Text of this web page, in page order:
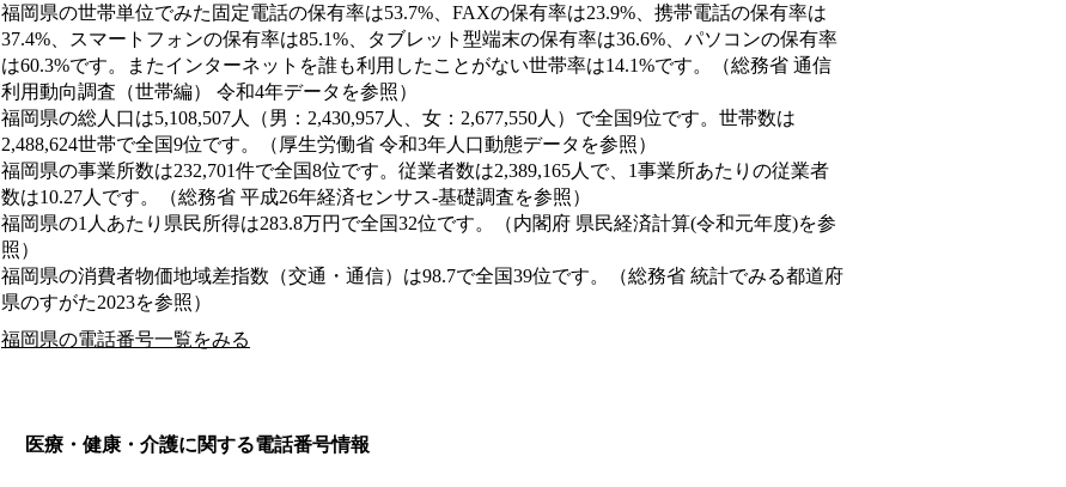
福岡県の世帯単位でみた固定電話の保有率は53.7%、FAXの保有率は23.9%、携帯電話の保有率は
37.4%、スマートフォンの保有率は85.1%、タブレット型端末の保有率は36.6%、パソコンの保有率
は60.3%です。またインターネットを誰も利用したことがない世帯率は14.1%です。（総務省 通信
利用動向調査（世帯編） 令和4年データを参照）
福岡県の総人口は5,108,507人（男：2,430,957人、女：2,677,550人）で全国9位です。世帯数は
2,488,624世帯で全国9位です。（厚生労働省 令和3年人口動態データを参照）
福岡県の事業所数は232,701件で全国8位です。従業者数は2,389,165人で、1事業所あたりの従業者
数は10.27人です。（総務省 平成26年経済センサス‐基礎調査を参照）
福岡県の1人あたり県民所得は283.8万円で全国32位です。（内閣府 県民経済計算(令和元年度)を参
照）
福岡県の消費者物価地域差指数（交通・通信）は98.7で全国39位です。（総務省 統計でみる都道府
県のすがた2023を参照）
福岡県の電話番号一覧をみる
医療・健康・介護に関する電話番号情報